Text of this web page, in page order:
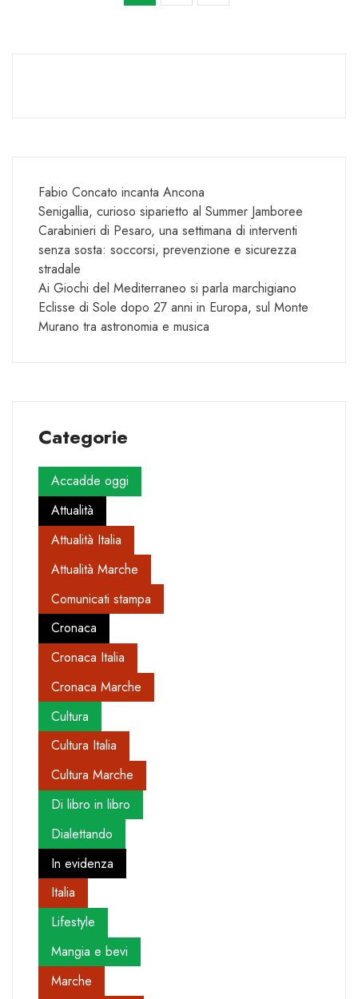
Fabio Concato incanta Ancona
Senigallia, curioso siparietto al Summer Jamboree
Carabinieri di Pesaro, una settimana di interventi
senza sosta: soccorsi, prevenzione e sicurezza
stradale
Ai Giochi del Mediterraneo si parla marchigiano
Eclisse di Sole dopo 27 anni in Europa, sul Monte
Murano tra astronomia e musica
Categorie
Accadde oggi
Attualità
Attualità Italia
Attualità Marche
Comunicati stampa
Cronaca
Cronaca Italia
Cronaca Marche
Cultura
Cultura Italia
Cultura Marche
Di libro in libro
Dialettando
In evidenza
Italia
Lifestyle
Mangia e bevi
Marche